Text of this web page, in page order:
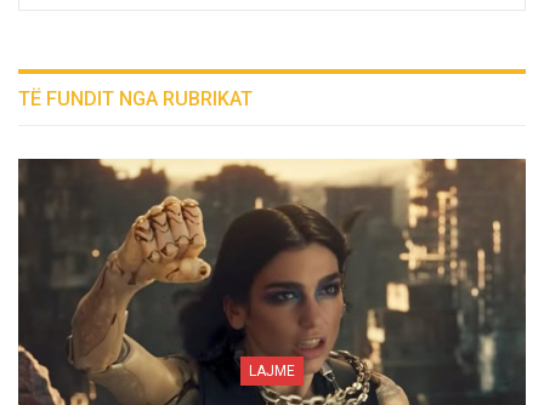
TË FUNDIT NGA RUBRIKAT
LAJME